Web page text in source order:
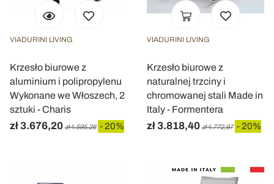
VIADURINI LIVING
Krzesło biurowe z
aluminium i polipropylenu
Wykonane we Włoszech, 2
sztuki - Charis
zł 3.676,20 zł 4.595,26 - 20%
VIADURINI LIVING
Krzesło biurowe z
naturalnej trzciny i
chromowanej stali Made in
Italy - Formentera
zł 3.818,40 zł 4.772,97 - 20%